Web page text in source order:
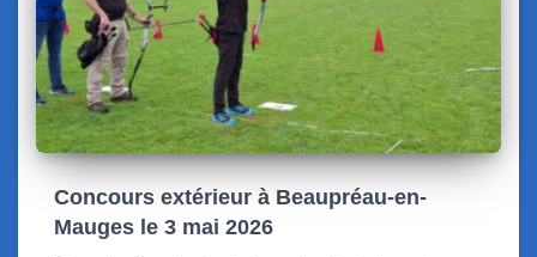
Concours extérieur à Beaupréau-en-
Mauges le 3 mai 2026